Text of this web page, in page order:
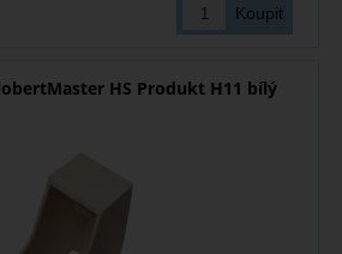
HS Produkt H11 bílý